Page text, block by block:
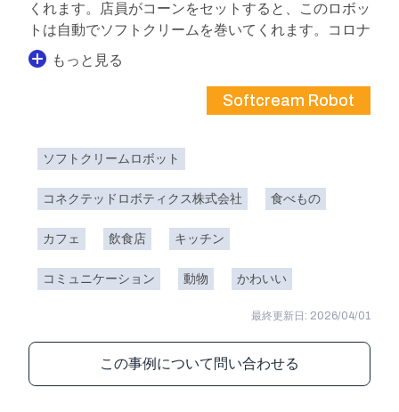
くれます。店員がコーンをセットすると、このロボッ
トは自動でソフトクリームを巻いてくれます。コロナ
もっと見る
Softcream Robot
ソフトクリームロボット
コネクテッドロボティクス株式会社 食べもの
カフェ 飲食店 キッチン
コミュニケーション 動物 かわいい
最終更新日: 2026/04/01
この事例について問い合わせる